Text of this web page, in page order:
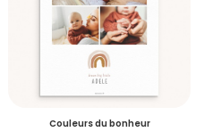
Couleurs du bonheur